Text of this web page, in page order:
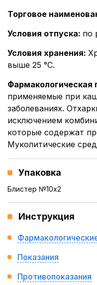
Торговое
Условия отпуска: по
Условия хранения:
выше 25 °C.
Фармакологическая
применяемые при
заболеваниях.
исключением
которые содержат
Муколитические
Упаковка
Блистер №10x2
Инструкция
Показания
Противопоказания